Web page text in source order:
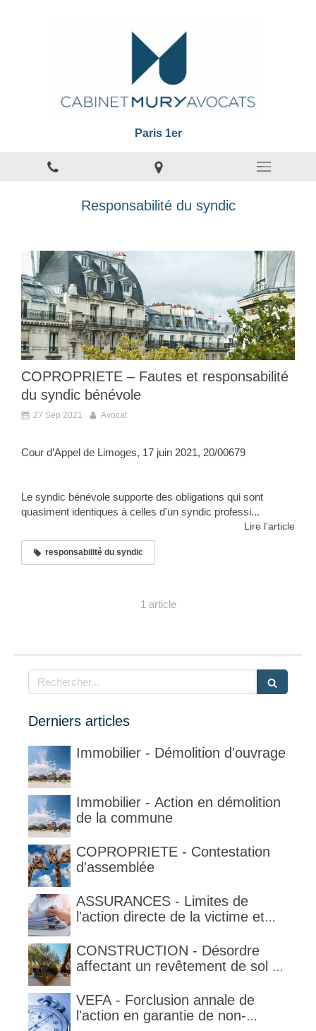
Paris 1er
Responsabilité du syndic
COPROPRIETE – Fautes et responsabilité
du syndic bénévole
27 Sep 2021 Avocat
Cour d’Appel de Limoges, 17 juin 2021, 20/00679
Le syndic bénévole supporte des obligations qui sont
quasiment identiques à celles d'un syndic professi...
Lire l'article
responsabilité du syndic
1 article
Rechercher
Derniers articles
Immobilier - Démolition d'ouvrage
Immobilier - Action en démolition
de la commune
COPROPRIETE - Contestation
d'assemblée
ASSURANCES - Limites de
l'action directe de la victime et
délimitant l'étendue temporelle de
la garantie en condition de la
CONSTRUCTION - Désordre
affectant un revêtement de sol et
VEFA - Forclusion annale de
l'action en garantie de non-